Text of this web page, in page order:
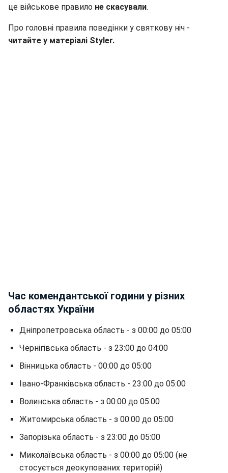
це військове правило не скасували.
Про головні правила поведінки у святкову ніч -
читайте у матеріалі Styler.
Час комендантської години у різних
областях України
Дніпропетровська область - з 00:00 до 05:00
Чернігівська область - з 23:00 до 04:00
Вінницька область - 00:00 до 05:00
Івано-Франківська область - 23:00 до 05:00
Волинська область - з 00:00 до 05:00
Житомирська область - з 00:00 до 05:00
Запорізька область - з 23:00 до 05:00
Миколаївська область - з 00:00 до 05:00 (не
стосується деокупованих територій)